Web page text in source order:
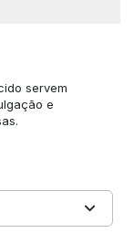
servem
e